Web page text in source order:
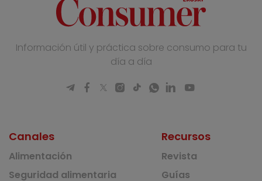
Información útil y práctica sobre consumo para tu
día a día
Canales
Alimentación
Seguridad alimentaria
Recursos
Revista
Guías